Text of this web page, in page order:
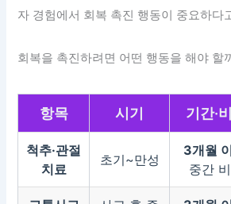
자 경험에서 회복 촉진 행동이 중요하다
회복을 촉진하려면 어떤 행동을 해야 할
항목 시기 기간·
척추·관절
치료
초기~만성
3개월
중간